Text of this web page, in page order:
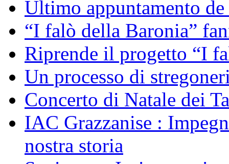
Ultimo appuntamento
“I falò della Baronia”
Riprende il progetto “I
Un processo di
Concerto di Natale dei
IAC Grazzanise :
nostra storia